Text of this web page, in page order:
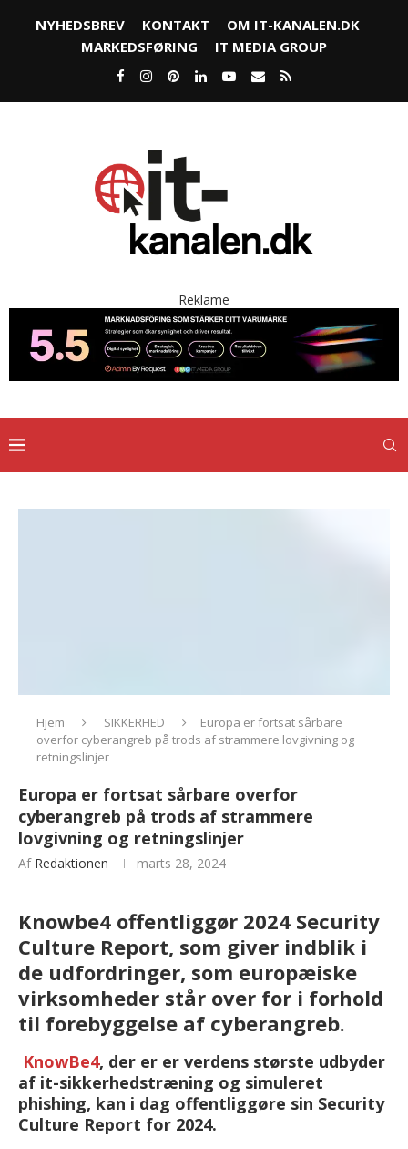
NYHEDSBREV KONTAKT
OM IT-KANALEN.DK
MARKEDSFØRING
IT MEDIA GROUP
Reklame
Hjem SIKKERHED
Europa er fortsat sårbare
overfor cyberangreb på trods af strammere lovgivning og
retningslinjer
Europa er fortsat sårbare overfor
cyberangreb på trods af strammere
lovgivning og retningslinjer
Af Redaktionen marts 28, 2024
Knowbe4 offentliggør 2024 Security
Culture Report, som giver indblik i
de udfordringer, som europæiske
virksomheder står over for i forhold
til forebyggelse af cyberangreb.
KnowBe4, der er er verdens største udbyder
af it-sikkerhedstræning og simuleret
phishing, kan i dag offentliggøre sin Security
Culture Report for 2024.